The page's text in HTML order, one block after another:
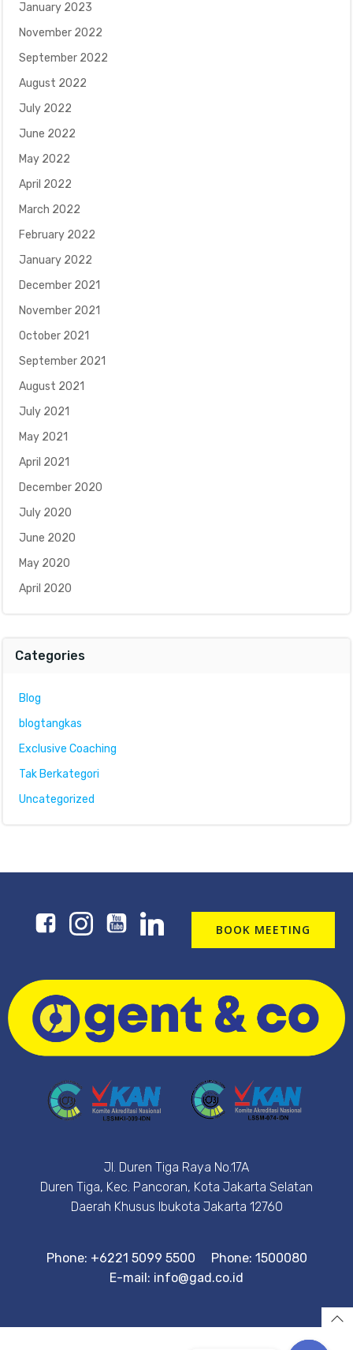
January 2023
November 2022
September 2022
August 2022
July 2022
June 2022
May 2022
April 2022
March 2022
February 2022
January 2022
December 2021
November 2021
October 2021
September 2021
August 2021
July 2021
May 2021
April 2021
December 2020
July 2020
June 2020
May 2020
April 2020
Categories
Blog
blogtangkas
Exclusive Coaching
Tak Berkategori
Uncategorized
Jl. Duren Tiga Raya No.17A
Duren Tiga, Kec. Pancoran, Kota Jakarta Selatan
Daerah Khusus Ibukota Jakarta 12760
Phone: +6221 5099 5500
Phone: 1500080
E-mail: info@gad.co.id
BOOK MEETING